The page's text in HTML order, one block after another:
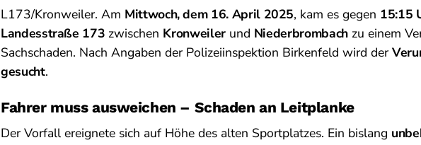
L173/Kronweiler. Am Mittwoch, dem 16. April 2025, kam es gegen 15:15
Landesstraße 173 zwischen Kronweilerund Niederbrombachzu einem
Sachschaden. Nach Angaben der Polizeiinspektion Birkenfeld wird der
gesucht.
Fahrer muss ausweichen – Schaden an Leitplanke
Der Vorfall ereignete sich auf Höhe des alten Sportplatzes. Ein bislang